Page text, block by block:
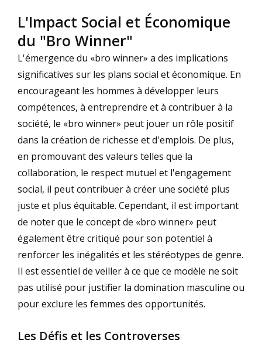
L'Impact Social et Économique
du "Bro Winner"
L'émergence du «bro winner» a des implications
significatives sur les plans social et économique. En
encourageant les hommes à développer leurs
compétences, à entreprendre et à contribuer à la
société, le «bro winner» peut jouer un rôle positif
dans la création de richesse et d'emplois. De plus,
en promouvant des valeurs telles que la
collaboration, le respect mutuel et l'engagement
social, il peut contribuer à créer une société plus
juste et plus équitable. Cependant, il est important
de noter que le concept de «bro winner» peut
également être critiqué pour son potentiel à
renforcer les inégalités et les stéréotypes de genre.
Il est essentiel de veiller à ce que ce modèle ne soit
pas utilisé pour justifier la domination masculine ou
pour exclure les femmes des opportunités.
Les Défis et les Controverses